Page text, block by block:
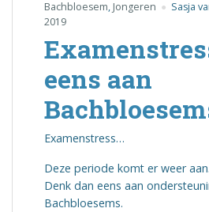
Bachbloesem, Jongeren Sasja
2019
eens aan
Examenstress…
Deze periode komt er weer aan.
Denk dan eens aan
Bachbloesems.